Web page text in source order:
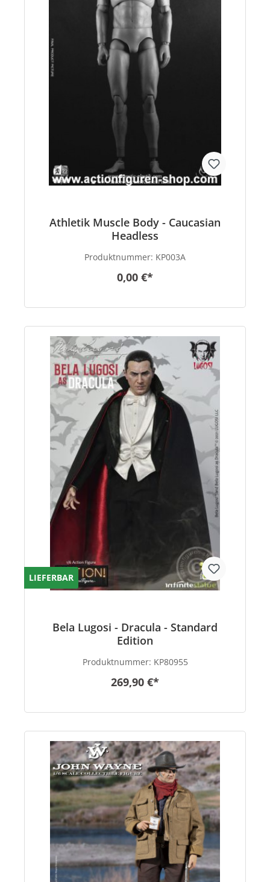
Athletik Muscle Body - Caucasian
Headless
Produktnummer: KP003A
0,00 €*
LIEFERBAR
Bela Lugosi - Dracula - Standard
Edition
Produktnummer: KP80955
269,90 €*